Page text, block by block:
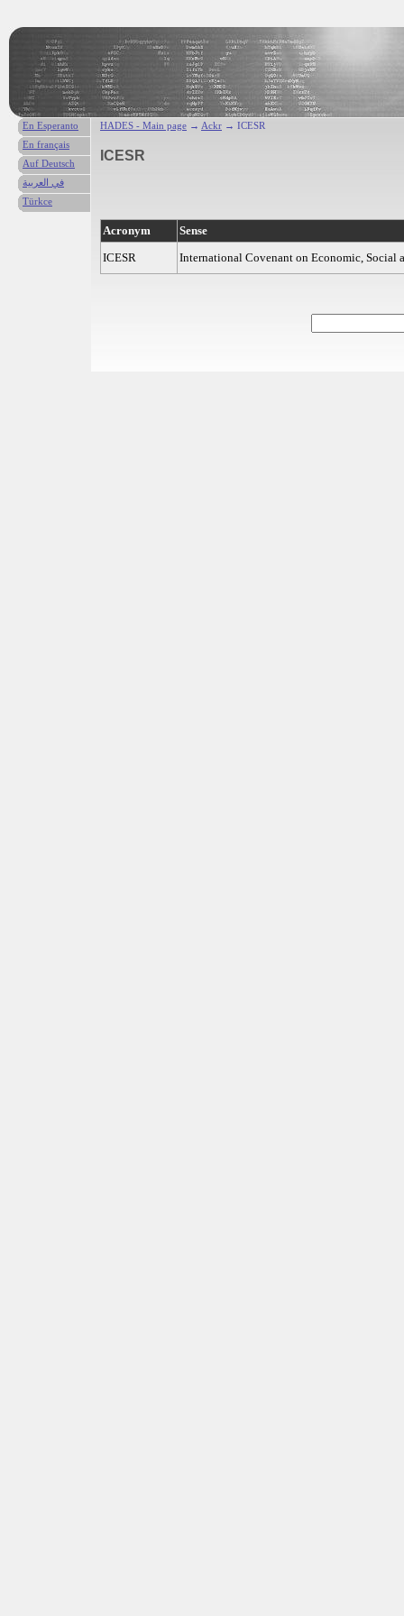
HADES - Main page → Ackr → ICESR
ICESR
Acronym
Sense
ICESR
International Covenant on Economic, Social
En Esperanto
En français
Auf Deutsch
في العربية
Türkce